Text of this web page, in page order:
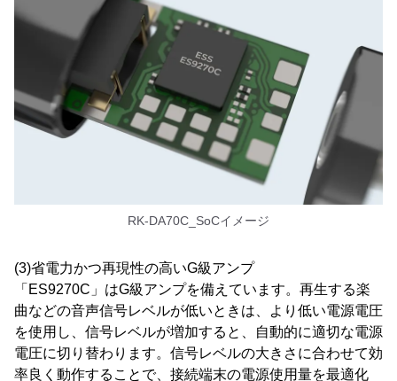
RK-DA70C_SoCイメージ
(3)省電力かつ再現性の高いG級アンプ
「ES9270C」はG級アンプを備えています。再生する楽
曲などの音声信号レベルが低いときは、より低い電源電圧
を使用し、信号レベルが増加すると、自動的に適切な電源
電圧に切り替わります。信号レベルの大きさに合わせて効
率良く動作することで、接続端末の電源使用量を最適化